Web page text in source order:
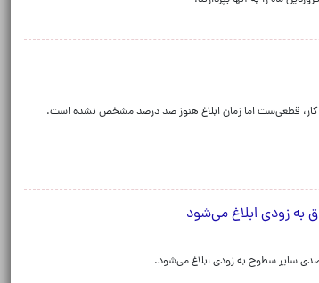
کار، قطعی‌ست اما زمان ابلاغ هنوز صد درصد مشخص نشده است.